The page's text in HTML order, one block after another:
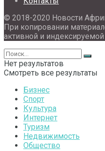
© 2018-2020 Новости
При копировании
активной и индексируемой
Нет результатов
Смотреть все результаты
Бизнес
Спорт
Культура
Интернет
Туризм
Недвижимость
Общество